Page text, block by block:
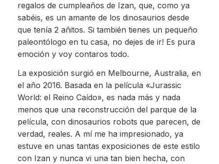
regalos de cumpleaños de Izan, que, como ya
sabéis, es un amante de los dinosaurios desde
que tenía 2 añitos. Si también tienes un pequeño
paleontólogo en tu casa, no dejes de ir! Es pura
emoción y voy contaros todo.
La exposición surgió en Melbourne, Australia, en
el año 2016. Basada en la película «Jurassic
World: el Reino Caído», es nada más y nada
menos que una reconstrucción del parque de la
película, con dinosaurios robots que parecen, de
verdad, reales. A mí me ha impresionado, ya
estuve en unas tantas exposiciones de este estilo
con Izan y nunca vi una tan bien hecha, con